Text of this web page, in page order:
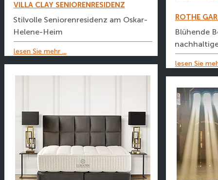
Stilvolle Seniorenresidenz am Oskar-
Helene-Heim
lesen Sie mehr ...
VILLA CLAY SENIORENRESIDENZ
Blühende
lesen Sie
ROTHE